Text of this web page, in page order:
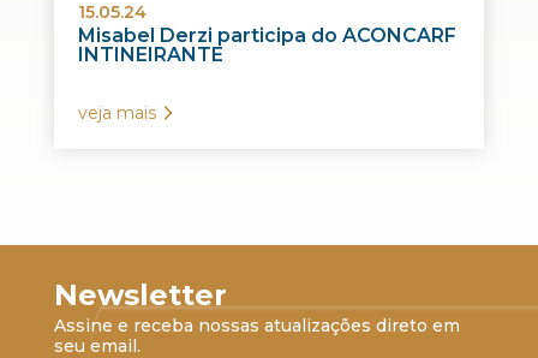
15.05.24
Misabel Derzi participa do ACONCARF
INTINEIRANTE
veja mais
Newsletter
Assine e receba nossas atualizações direto em
seu email.